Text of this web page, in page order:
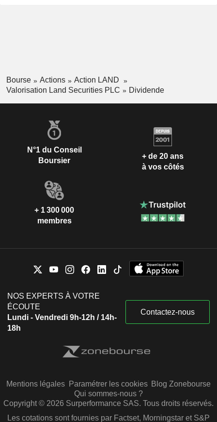
Bourse Actions
Action LAND
Valorisation Land Securities PLC
Dividende
N°1 du Conseil
Boursier
+ de 20 ans
à vos côtés
+ 1 300 000
membres
NOS EXPERTS À VOTRE
ÉCOUTE
Lundi - Vendredi 9h-12h / 14h-
18h
Contactez-nous
Mentions légales Paramétrer les cookies Blog Zonebourse
Qui sommes-nous ?
Copyright © 2026 Surperformance SAS. Tous droits réservés.
Les cotations sont fournies par Factset, Morningstar et S&P